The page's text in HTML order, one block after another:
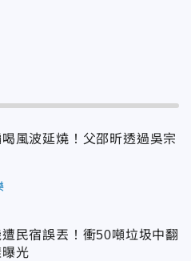
風波延燒！父邵昕透過吳宗
民宿誤丟！衝50噸垃圾中翻
光